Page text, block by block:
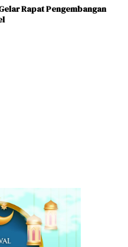
Rapat Pengembangan